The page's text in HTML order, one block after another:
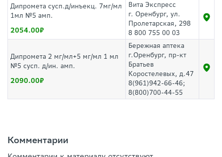
Дипромета сусп.д/инъекц. 7мг/мл
1мл №5 амп.
2054.00
Вита Экспресс
г. Оренбург, ул.
Пролетарская, 298
8 800 755 00 03
Дипромета 2 мг/мл+5 мг/мл 1 мл
№5 сусп. д/ин. амп.
2090.00
Бережная аптека
г.Оренбург, пр-кт
Братьев
Коростелевых, д.47
8(961)942-66-46;
8(800)700-44-55
Комментарии